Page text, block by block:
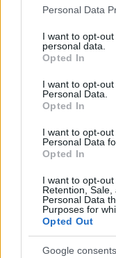
Please note that
not limited to your
grant or deny
use your data for
consent section.
Personal Data
I want to opt-
personal data.
Opted In
I want to opt-
Personal Data.
Opted In
I want to opt-
Personal Data
Opted In
I want to opt-out
Retention,
Personal Data
Purposes for
Opted Out
Google consents
Οι άνθρωποι
αφαιρέσεις.
τα πάντα.
σκεφτούν
Ένα από τα πιο
συνέντευξηςείναι
εναλλακτική
μεγαλύτερα
παραμέτρους, ο
μοντέλα με